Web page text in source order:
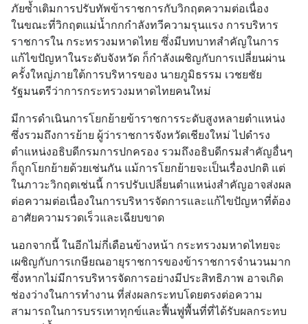
ภัยซ้ำเติมการปรับทัพข้าราชการกับวิกฤตความต่อเนื่อง
ในขณะที่วิกฤตแม่น้ำกกกำลังทวีความรุนแรง การบริหาร
ราชการใน กระทรวงมหาดไทย ซึ่งมีบทบาทสำคัญในการ
แก้ไขปัญหาในระดับจังหวัด ก็กำลังเผชิญกับการเปลี่ยนผ่าน
ครั้งใหญ่ภายใต้การบริหารของ นายภูมิธรรม เวชยชัย
รัฐมนตรีว่าการกระทรวงมหาดไทยคนใหม่
มีการดำเนินการโยกย้ายข้าราชการระดับสูงหลายตำแหน่ง
ซึ่งรวมถึงการย้าย ผู้ว่าราชการจังหวัดเชียงใหม่ ไปดำรง
ตำแหน่งอธิบดีกรมการปกครอง รวมถึงอธิบดีกรมสำคัญอื่นๆ
ก็ถูกโยกย้ายด้วยเช่นกัน แม้การโยกย้ายจะเป็นเรื่องปกติ แต่
ในภาวะวิกฤตเช่นนี้ การปรับเปลี่ยนตำแหน่งสำคัญอาจส่งผล
ต่อความต่อเนื่องในการบริหารจัดการและแก้ไขปัญหาที่ต้อง
อาศัยความรวดเร็วและเฉียบขาด
นอกจากนี้ ในอีกไม่กี่เดือนข้างหน้า กระทรวงมหาดไทยจะ
เผชิญกับการเกษียณอายุราชการของข้าราชการจำนวนมาก
ซึ่งหากไม่มีการบริหารจัดการอย่างมีประสิทธิภาพ อาจเกิด
ช่องว่างในการทำงาน ที่ส่งผลกระทบโดยตรงต่อความ
สามารถในการบรรเทาทุกข์และฟื้นฟูพื้นที่ที่ได้รับผลกระทบ